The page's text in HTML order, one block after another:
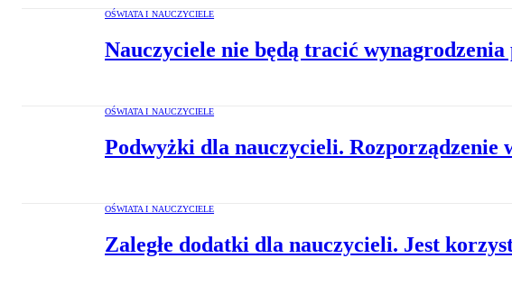
OŚWIATA I NAUCZYCIELE
Nauczyciele nie będą tracić
OŚWIATA I NAUCZYCIELE
Podwyżki dla nauczycieli. Rozporządzenie
OŚWIATA I NAUCZYCIELE
Zaległe dodatki dla nauczycieli. Jest